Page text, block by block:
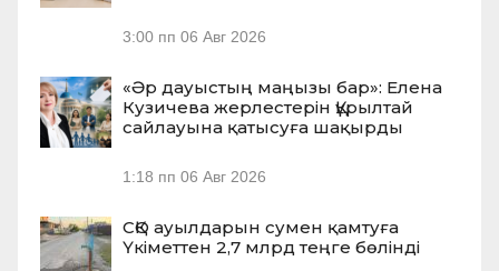
3:00 пп 06 Авг 2026
«Әр дауыстың маңызы бар»: Елена
Кузичева жерлестерін Құрылтай
сайлауына қатысуға шақырды
1:18 пп 06 Авг 2026
СҚО ауылдарын сумен қамтуға
Үкіметтен 2,7 млрд теңге бөлінді